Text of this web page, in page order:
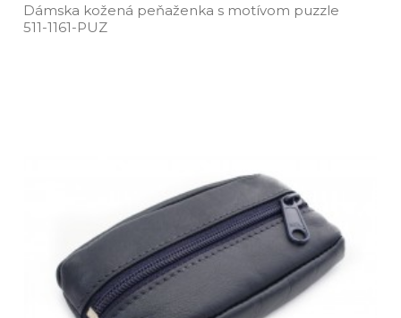
Dámska kožená peňaženka s motívom puzzle
511­-1161­-PUZ